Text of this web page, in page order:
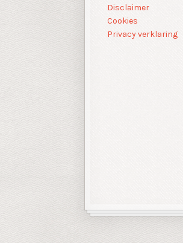
Disclaimer
Cookies
Privacy verklaring